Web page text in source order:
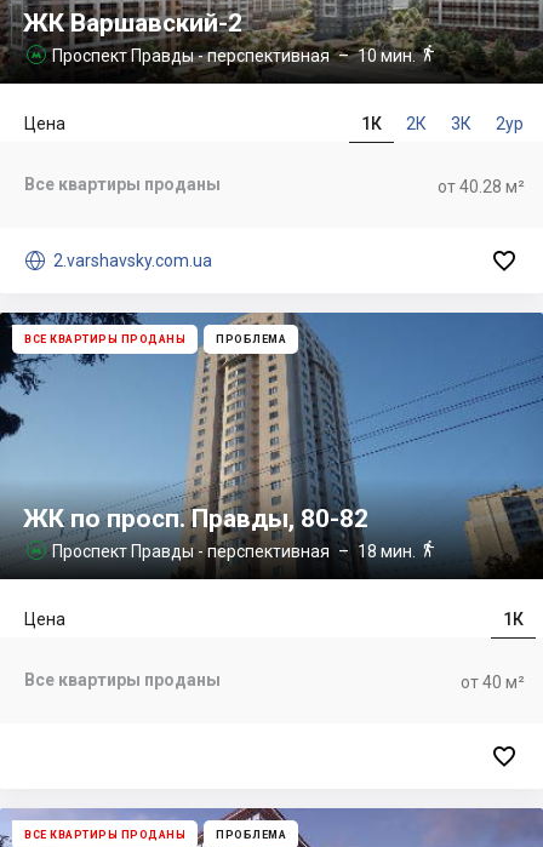
ЖК Варшавский-2
 Проспект Правды - перспективная– 10 мин.
1К 2К 3К 2ур
Цена
от 40.28 м²
Все квартиры проданы
 2.varshavsky.com.ua 
ВСЕ КВАРТИРЫ ПРОДАНЫ ПРОБЛЕМА
ЖК по просп. Правды, 80-82
 Проспект Правды - перспективная – 18 мин. 
1К
Цена
от 40 м²
Все квартиры проданы

ВСЕ КВАРТИРЫ ПРОДАНЫ ПРОБЛЕМА